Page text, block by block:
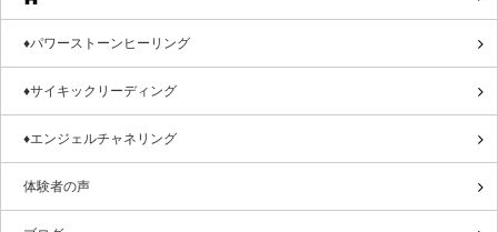
♦パワーストーンヒーリング
♦サイキックリーディング
♦エンジェルチャネリング
体験者の声